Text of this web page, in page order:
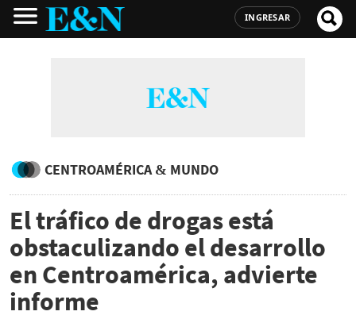
INGRESAR
CENTROAMÉRICA & MUNDO
El tráfico de drogas está
obstaculizando el desarrollo
en Centroamérica, advierte
informe